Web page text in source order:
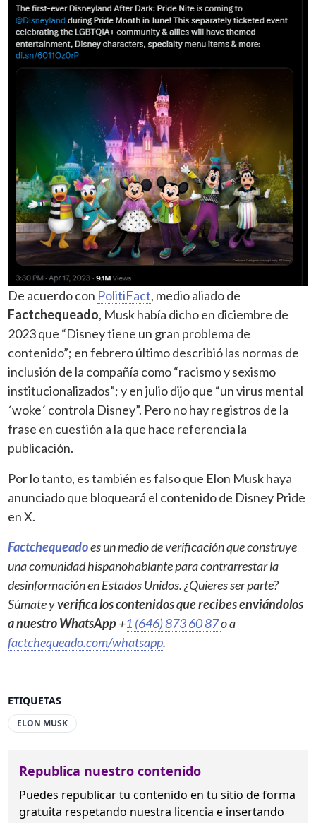
ETIQUETAS
ELON MUSK
De acuerdo con PolitiFact, medio aliado de
Factchequeado, Musk había dicho en diciembre de
2023 que “Disney tiene un gran problema de
contenido”; en febrero último describió las normas de
inclusión de la compañía como “racismo y sexismo
institucionalizados”; y en julio dijo que “un virus mental
´woke´ controla Disney”. Pero no hay registros de la
frase en cuestión a la que hace referencia la
publicación.
Por lo tanto, es también es falso que Elon Musk haya
anunciado que bloqueará el contenido de Disney Pride
en X.
Factchequeadoes un medio de verificación que construye
una comunidad hispanohablante para contrarrestar la
desinformación en Estados Unidos. ¿Quieres ser parte?
Súmate yverifica los contenidos que recibes enviándolos
a nuestro WhatsApp+1 (646) 873 60 87o a
factchequeado.com/whatsapp.
Republica nuestro contenido
Puedes republicar tu contenido en tu sitio de forma
gratuita respetando nuestra licencia e insertando